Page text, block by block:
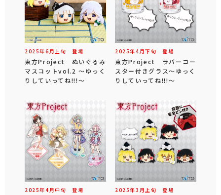
2025年6 月 上旬 登場
東方Project ぬいぐるみ
マスコットvol.2 ～ゆっく
りしていってね!!!～
2025年4 月下旬 登場
東方Project ラバーコー
スター付きグラス～ゆっく
りしていってね!!!～
2025年4 月中旬 登場 2025年3 月 上旬 登場